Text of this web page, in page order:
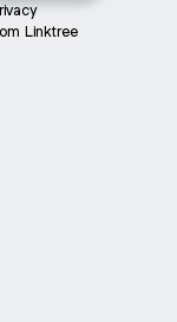
Linktree